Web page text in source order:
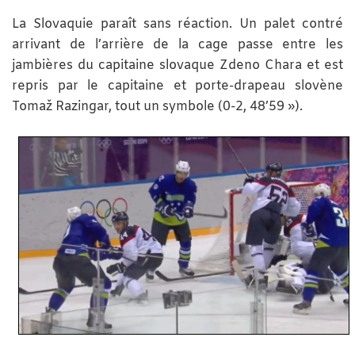
La Slovaquie paraît sans réaction. Un palet contré
arrivant de l’arrière de la cage passe entre les
jambières du capitaine slovaque Zdeno Chara et est
repris par le capitaine et porte-drapeau slovène
Tomaž Razingar, tout un symbole (0-2, 48’59 »).